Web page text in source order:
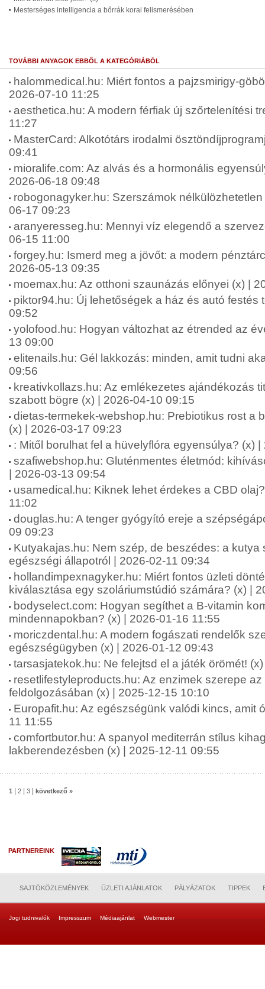
Mesterséges intelligencia a bőrrák korai felismerésében
TOVÁBBI ANYAGOK EBBŐL A KATEGÓRIÁBÓL
halommedical.hu: Miért fontos a pajzsmirigy-
2026-07-10 11:25
aesthetica.hu: A modern férfiak új szőrtelenítési
11:27
MasterCard: Alkotótárs irodalmi
09:41
mioralife.com: Az alvás és a hormonális
2026-06-18 09:48
robogonagyker.hu: Szerszámok
06-17 09:23
aranyeresseg.hu: Mennyi víz elegendő a
06-15 11:00
forgey.hu: Ismerd meg a jövőt: a modern
2026-05-13 09:35
moemax.hu: Az otthoni szaunázás előnyei (x) |
piktor94.hu: Új lehetőségek a ház és autó festés
09:52
yolofood.hu: Hogyan változhat az étrended az
13 09:00
elitenails.hu: Gél lakkozás: minden, amit tudni
09:56
kreativkollazs.hu: Az emlékezetes ajándékozás
szabott bögre (x) | 2026-04-10 09:15
dietas-termekek-webshop.hu: Prebiotikus rost a
(x) | 2026-03-17 09:23
: Mitől borulhat fel a hüvelyflóra egyensúlya? (x)
szafiwebshop.hu: Gluténmentes életmód:
| 2026-03-13 09:54
usamedical.hu: Kiknek lehet érdekes a CBD
11:02
douglas.hu: A tenger gyógyító ereje a
09 09:23
Kutyakajas.hu: Nem szép, de beszédes: a kutya
egészségi állapotról | 2026-02-11 09:34
hollandimpexnagyker.hu: Miért fontos üzleti
kiválasztása egy szoláriumstúdió számára? (x) |
bodyselect.com: Hogyan segíthet a B-vitamin
mindennapokban? (x) | 2026-01-16 11:55
moriczdental.hu: A modern fogászati rendelők
egészségügyben (x) | 2026-01-12 09:43
tarsasjatekok.hu: Ne felejtsd el a játék örömét!
resetlifestyleproducts.hu: Az enzimek szerepe
feldolgozásában (x) | 2025-12-15 10:10
Europafit.hu: Az egészségünk valódi kincs, amit
11 11:55
comfortbutor.hu: A spanyol mediterrán stílus
lakberendezésben (x) | 2025-12-11 09:55
1 2 3 következő »
PARTNEREINK
SAJTÓKÖZLEMÉNYEK ÜZLETI AJÁNLATOK PÁLYÁZATOK TIPPEK
Jogi tudnivalók Impresszum Médiaajánlat Webmester